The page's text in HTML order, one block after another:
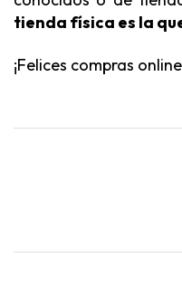
tienda física es la
¡Felices compras